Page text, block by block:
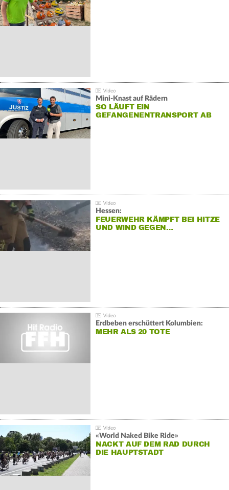
Mini-Knast auf Rädern
SO LÄUFT EIN
GEFANGENENTRANSPORT AB
Hessen:
FEUERWEHR KÄMPFT BEI HITZE
UND WIND GEGEN…
Erdbeben erschüttert Kolumbien:
MEHR ALS 20 TOTE
«World Naked Bike Ride»
NACKT AUF DEM RAD DURCH
DIE HAUPTSTADT